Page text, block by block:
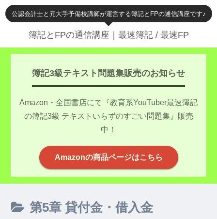
公認会計士と元大手予備校講師が運営する簿記とFPの通信講座です♪
簿記とFPの通信講座｜最速簿記 / 最速FP
簿記3級テキスト問題集販売のお知らせ
Amazon・全国書店にて『教育系YouTuber最速簿記
の簿記3級 テキストいらずのすごい問題集』販売
中！
Amazonの商品ページはこちら
第5章 貸付金・借入金